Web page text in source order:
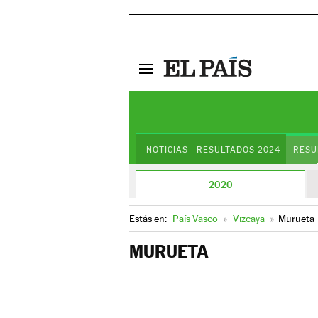
NOTICIAS RESULTADOS 2024
2020
Estás en: País Vasco » Vizcaya » Murueta
MURUETA